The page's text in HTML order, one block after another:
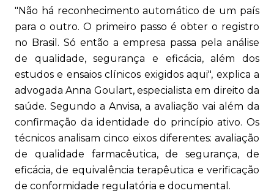
"Não há reconhecimento automático de um país
para o outro. O primeiro passo é obter o registro
no Brasil. Só então a empresa passa pela análise
de qualidade, segurança e eficácia, além dos
estudos e ensaios clínicos exigidos aqui", explica a
advogada Anna Goulart, especialista em direito da
saúde. Segundo a Anvisa, a avaliação vai além da
confirmação da identidade do princípio ativo. Os
técnicos analisam cinco eixos diferentes: avaliação
de qualidade farmacêutica, de segurança, de
eficácia, de equivalência terapêutica e verificação
de conformidade regulatória e documental.